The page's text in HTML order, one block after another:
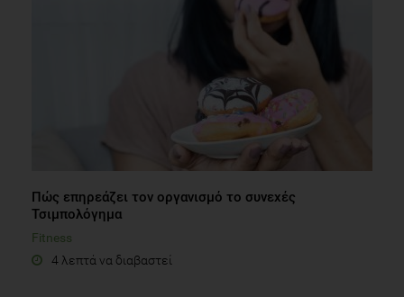
Πώς επηρεάζει τον οργανισμό το συνεχές
Τσιμπολόγημα
Fitness
4 λεπτά να διαβαστεί